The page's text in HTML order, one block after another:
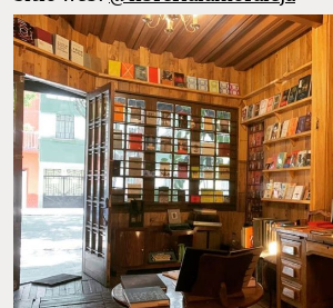
biblioteca de membresía VIPque permitirá
especiales, cenas con autores y eventos de
Dirección: Tonalá 261-A, Roma
Teléfono: 55 4892 8819
Sitio web:@librerialamoraleja